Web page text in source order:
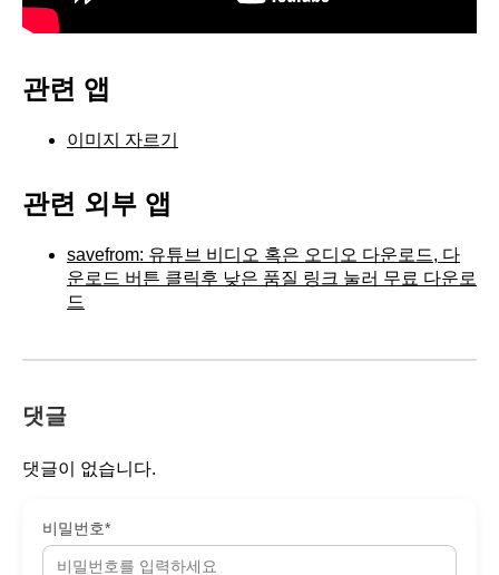
관련 앱
이미지 자르기
관련 외부 앱
savefrom: 유튜브 비디오 혹은 오디오 다운로드, 다
운로드 버튼 클릭후 낮은 품질 링크 눌러 무료 다운로
드
댓글
댓글이 없습니다.
비밀번호*